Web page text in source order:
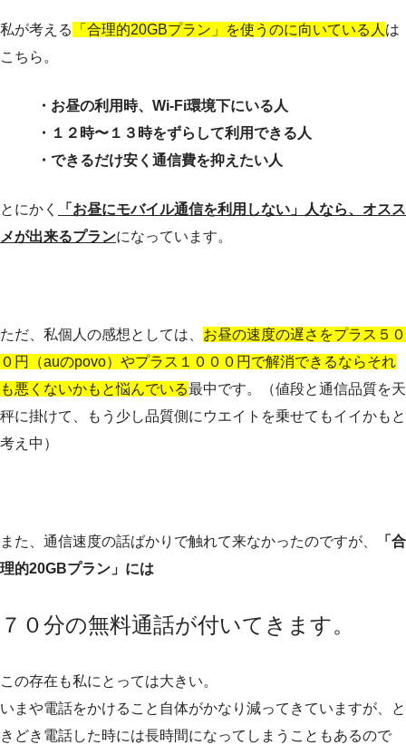
私が考える 「合理的20GBプラン」を使うのに向いている人 は
こちら。
・お昼の利用時、Wi-Fi環境下にいる人
・１２時〜１３時をずらして利用できる人
・できるだけ安く通信費を抑えたい人
とにかく
「お昼にモバイル通信を利用しない」人なら、オスス
メが出来るプランになっています。
ただ、私個人の感想としては、 お昼の速度の遅さをプラス５０
０円（auのpovo）やプラス１０００円で解消できるならそれ
も悪くないかもと悩んでいる最中です。（値段と通信品質を天
秤に掛けて、もう少し品質側にウエイトを乗せてもイイかもと
考え中）
また、通信速度の話ばかりで触れて来なかったのですが、
「合
理的20GBプラン」には
７０分の無料通話が付いてきます。
この存在も私にとっては大きい。
いまや電話をかけること自体がかなり減ってきていますが、と
きどき電話した時には長時間になってしまうこともあるので